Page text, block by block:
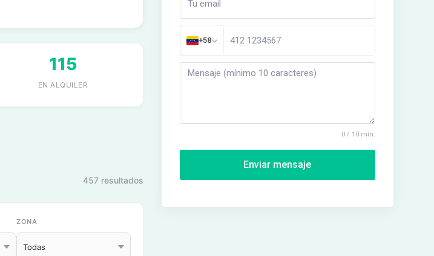
115
EN ALQUILER
457 resultados
ZONA
+58
0 / 10 mín.
Enviar mensaje